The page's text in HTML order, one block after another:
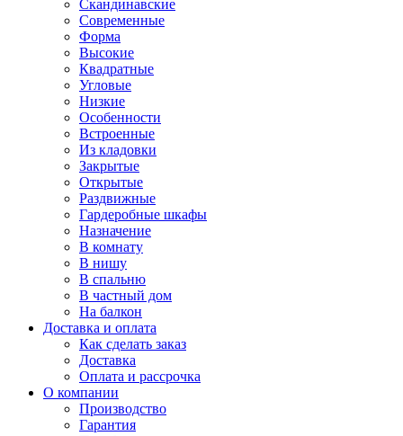
Скандинавские
Современные
Форма
Высокие
Квадратные
Угловые
Низкие
Особенности
Встроенные
Из кладовки
Закрытые
Открытые
Раздвижные
Гардеробные шкафы
Назначение
В комнату
В нишу
В спальню
В частный дом
На балкон
Доставка и оплата
Как сделать заказ
Доставка
Оплата и рассрочка
О компании
Производство
Гарантия